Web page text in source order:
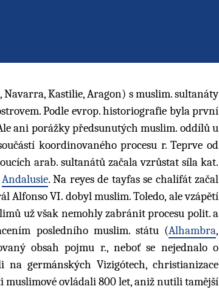
Kastilie, Aragon) s muslim. sultanáty
Podle evrop. historiografie byla první
ani porážky předsunutých muslim. oddílů u
koordinovaného procesu r. Teprve od
arab. sultanátů začala vzrůstat síla kat.
Andalusie. Na reyes de tayfas se chalífát začal
Alfonso VI. dobyl muslim. Toledo, ale vzápětí
už však nemohly zabránit procesu polit. a
posledního muslim. státu (Alhambra,
obsah pojmu r., neboť se nejednalo o
germánských Vizigótech, christianizace
ovládali 800 let, aniž nutili tamější